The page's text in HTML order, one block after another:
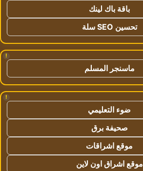
باقة باك لينك
تحسين SEO سلة
!
ماسنجر المسلم
!
ضوء التعليمي
صحيفة برق
موقع اشراقات
موقع اشراق اون لاين